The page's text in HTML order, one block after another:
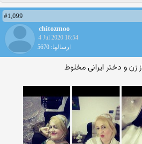
#1,099
chitozmoo
4 Jul 2020 16:54
ارسالها: 5670
و دختر ایرانی مخلوط